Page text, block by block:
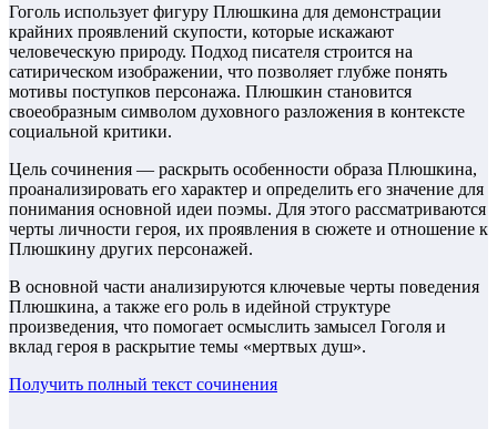
Гоголь использует фигуру Плюшкина для демонстрации
крайних проявлений скупости, которые искажают
человеческую природу. Подход писателя строится на
сатирическом изображении, что позволяет глубже понять
мотивы поступков персонажа. Плюшкин становится
своеобразным символом духовного разложения в контексте
социальной критики.
Цель сочинения — раскрыть особенности образа Плюшкина,
проанализировать его характер и определить его значение для
понимания основной идеи поэмы. Для этого рассматриваются
черты личности героя, их проявления в сюжете и отношение к
Плюшкину других персонажей.
В основной части анализируются ключевые черты поведения
Плюшкина, а также его роль в идейной структуре
произведения, что помогает осмыслить замысел Гоголя и
вклад героя в раскрытие темы «мертвых душ».
Получить полный текст сочинения